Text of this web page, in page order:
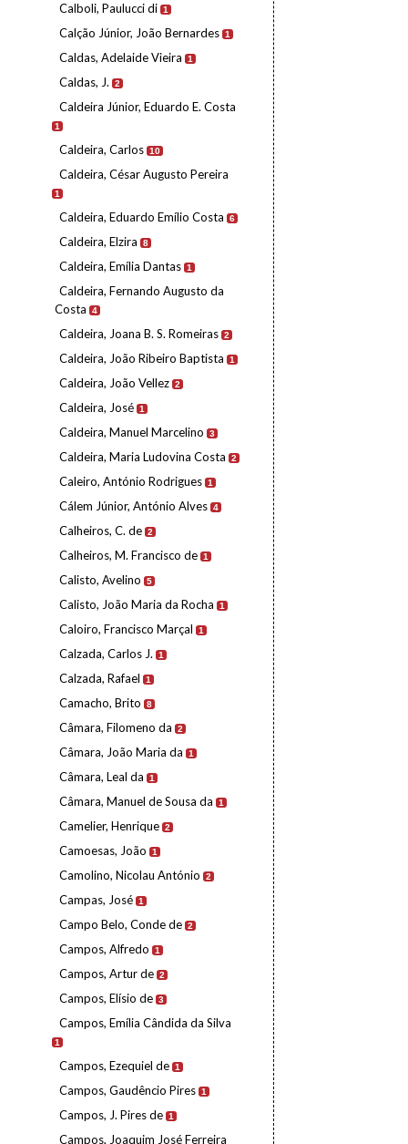
Calboli, Paulucci di 1
Calção Júnior, João Bernardes 1
Caldas, Adelaide Vieira 1
Caldas, J. 2
Caldeira Júnior, Eduardo E. Costa
1
Caldeira, Carlos 10
Caldeira, César Augusto Pereira
1
Caldeira, Eduardo Emílio Costa 6
Caldeira, Elzira 8
Caldeira, Emília Dantas 1
Caldeira, Fernando Augusto da
Costa
4
Caldeira, Joana B. S. Romeiras 2
Caldeira, João Ribeiro Baptista 1
Caldeira, João Vellez 2
Caldeira, José 1
Caldeira, Manuel Marcelino 3
Caldeira, Maria Ludovina Costa 2
Caleiro, António Rodrigues 1
Cálem Júnior, António Alves 4
Calheiros, C. de 2
Calheiros, M. Francisco de 1
Calisto, Avelino 5
Calisto, João Maria da Rocha 1
Caloiro, Francisco Marçal 1
Calzada, Carlos J. 1
Calzada, Rafael 1
Camacho, Brito 8
Câmara, Filomeno da 2
Câmara, João Maria da 1
Câmara, Leal da 1
Câmara, Manuel de Sousa da 1
Camelier, Henrique 2
Camoesas, João 1
Camolino, Nicolau António 2
Campas, José 1
Campo Belo, Conde de 2
Campos, Alfredo 1
Campos, Artur de 2
Campos, Elísio de 3
Campos, Emília Cândida da Silva
1
Campos, Ezequiel de 1
Campos, Gaudêncio Pires 1
Campos, J. Pires de 1
Campos, Joaquim José Ferreira